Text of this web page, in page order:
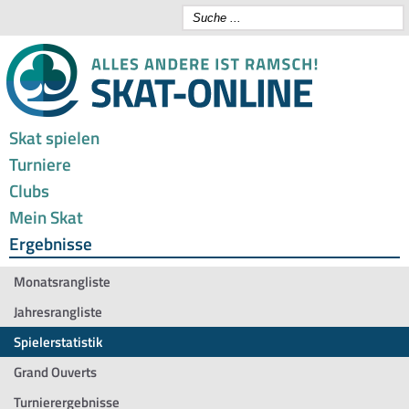
Skat spielen
Turniere
Clubs
Mein Skat
Ergebnisse
Monatsrangliste
Jahresrangliste
Spielerstatistik
Grand Ouverts
Turnierergebnisse